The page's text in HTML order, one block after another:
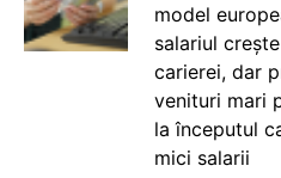
model
salariul
carierei, dar
venituri mari
la începutul
mici salarii